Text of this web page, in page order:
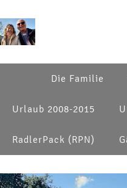
Die Familie
Urlaub 2008-2015
RadlerPack (RPN)